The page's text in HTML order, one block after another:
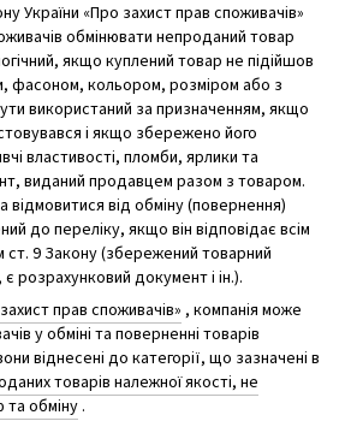
України «Про захист прав споживачів»
обмінювати непроданий товар
якщо куплений товар не підійшов
фасоном, кольором, розміром або з
використаний за призначенням, якщо
і якщо збережено його
властивості, пломби, ярлики та
виданий продавцем разом з товаром.
від обміну (повернення)
до переліку, якщо він відповідає всім
9 Закону (збережений товарний
розрахунковий документ і ін.).
прав споживачів», компанія може
у обміні та поверненні товарів
віднесені до категорії, що зазначені в
товарів належної якості, не
обміну .